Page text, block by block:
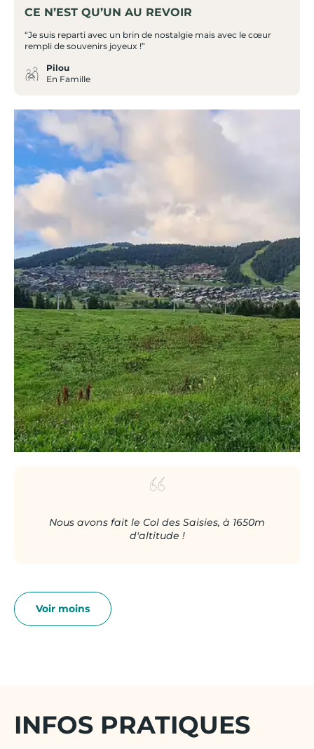
CE N’EST QU’UN AU REVOIR
“Je suis reparti avec un brin de nostalgie mais avec le cœur
rempli de souvenirs joyeux !”
Pilou
En Famille
Nous avons fait le Col des Saisies, à 1650m
d'altitude !
INFOS PRATIQUES